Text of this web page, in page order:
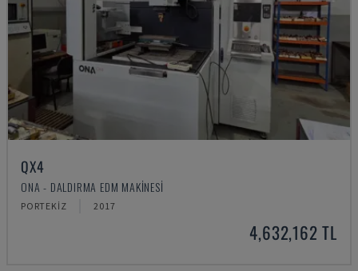
QX4
ONA - DALDIRMA EDM MAKINESI
PORTEKIZ 2017
4,632,162 TL